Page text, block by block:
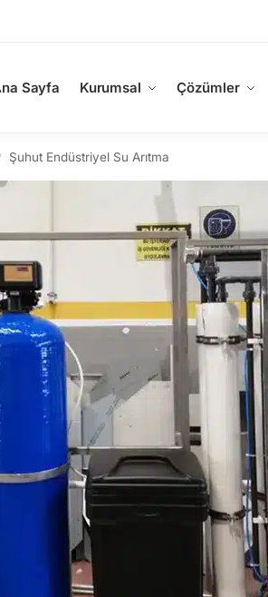
Sayfa Kurumsal Çözümler
/ Şuhut Endüstriyel Su Arıtma